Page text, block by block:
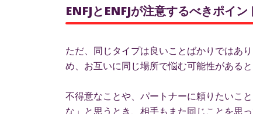
ENFJとENFJが注意するべきポイ
ただ、同じタイプは良いことばかりではあ
め、お互いに同じ場所で悩む可能性があると
不得意なことや、パートナーに頼りたいこ
な」と思うとき、相手もまた同じことを思